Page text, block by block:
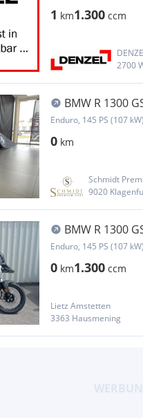
1 km1.300 ccm
2700
BMW R 1300
Enduro, 145 PS (107
0 km
Schmidt
9020
BMW R 1300
Enduro, 145 PS (107
0 km1.300 ccm
Lietz Amstetten
3363 Hausmening